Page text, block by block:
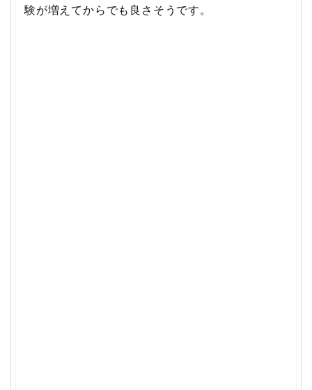
験が増えてからでも良さそうです。